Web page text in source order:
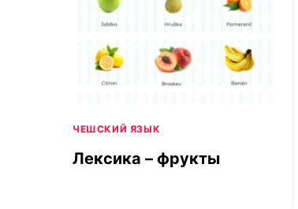
ЧЕШСКИЙ ЯЗЫК
Лексика – фрукты